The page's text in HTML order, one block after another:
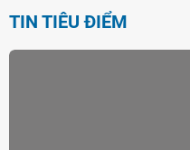
TIN TIÊU ĐIỂM